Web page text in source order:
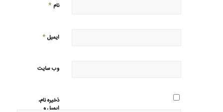
نام *
ایمیل*
وب‌ سایت
ذخیره نام،
ایمیل و